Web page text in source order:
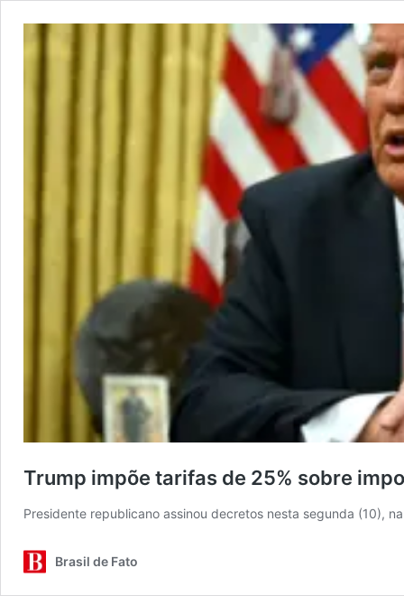
Trump impõe tarifas de 25% sobre
Presidente republicano assinou decretos nesta segunda (10),
Brasil de Fato